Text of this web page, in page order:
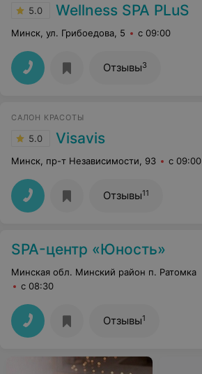
5.0 Wellness SPA PLuS
Минск, ул. Грибоедова, 5 с 09:00
Отзывы3
САЛОН КРАСОТЫ
5.0 Visavis
Минск, пр-т Независимости, 93 с 09:00
Отзывы11
SPA-центр «Юность»
Минская обл. Минский район п. Ратомка
с 08:30
Отзывы1